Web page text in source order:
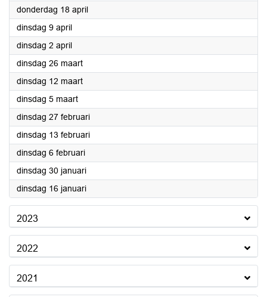
donderdag 18 april2024
dinsdag 9 april2024
dinsdag 2 april2024
dinsdag 26 maart2024
dinsdag 12 maart2024
dinsdag 5 maart2024
dinsdag 27 februari2024
dinsdag 13 februari2024
dinsdag 6 februari2024
dinsdag 30 januari2024
dinsdag 16 januari2024
2023
2022
2021